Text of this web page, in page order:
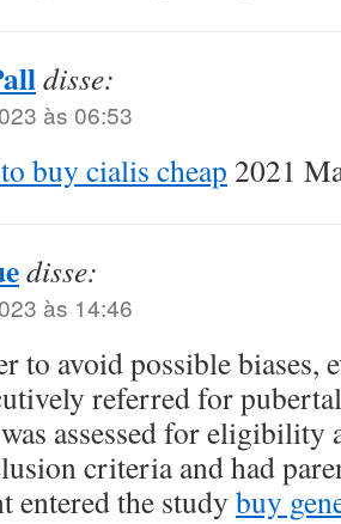
disse:
às 06:53
buy cialis cheap 2021
disse:
às 14:46
to avoid possible biases,
referred for
assessed for eligibility
criteria and had
entered the study buy